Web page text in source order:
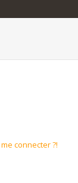
connecter ?!